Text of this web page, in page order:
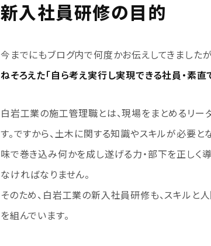
新入社員研修の目的
今までにもブログ内で何度かお伝えしてきました
ねそろえた「自ら考え実行し実現できる社員・素直
白岩工業の施工管理職とは、現場をまとめるリ
す。ですから、土木に関する知識やスキルが必要
味で巻き込み何かを成し遂げる力・部下を正しく
なければなりません。
そのため、白岩工業の新入社員研修も、スキルと
を組んでいます。